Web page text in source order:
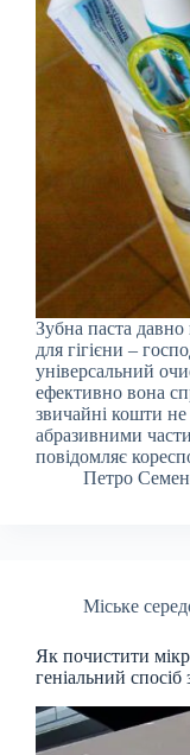
Зубна паста
для гігієни –
універсальний
ефективно вона
звичайні кошти
абразивними
повідомляє
Петро
Міське
Як почистити
геніальний